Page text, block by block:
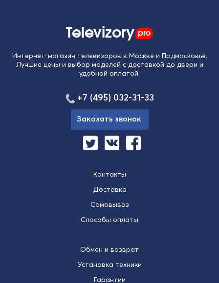
Televizory pro
Интернет-магазин телевизоров в Москве и Подмосковье.
Лучшие цены и выбор моделей с доставкой до двери и
удобной оплатой.
Контакты
Доставка
Самовывоз
Способы оплаты
Обмен и возврат
Установка техники
Гарантии
+7 (495) 032-31-33
Заказать звонок